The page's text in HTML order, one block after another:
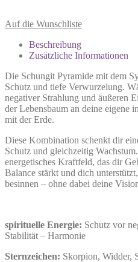
Auf die Wunschliste
Beschreibung
Zusätzliche Informationen
Die Schungit Pyramide mit dem
Schutz und tiefe Verwurzelung.
negativer Strahlung und äußeren
der Lebensbaum an deine eigene
mit der Erde.
Diese Kombination schenkt dir
Schutz und gleichzeitig
energetisches Kraftfeld, das dir
Balance stärkt und dich
besinnen – ohne dabei deine
spirituelle Energie: Schutz vor
Stabilität – Harmonie
Sternzeichen: Skorpion, Widder,